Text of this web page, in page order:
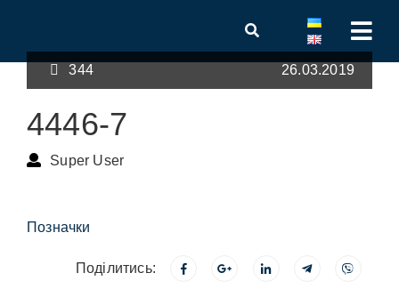
344 26.03.2019
4446-7
Super User
Позначки
Поділитись: